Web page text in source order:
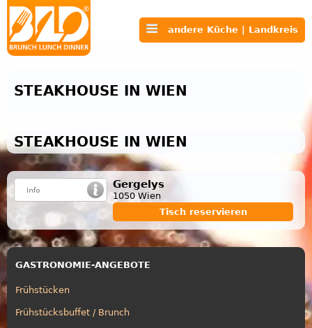
andere Küche | Landkreis
STEAKHOUSE IN WIEN
STEAKHOUSE IN WIEN
Gergelys
1050 Wien
Tisch reservieren
GASTRONOMIE-ANGEBOTE
Frühstücken
Frühstücksbuffet / Brunch